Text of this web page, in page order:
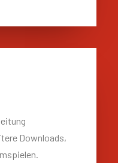
Downloads,